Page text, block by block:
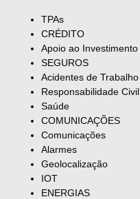
TPAs
CRÉDITO
Apoio ao Investimento
SEGUROS
Acidentes de Trabalho
Responsabilidade Civil
Saúde
COMUNICAÇÕES
Comunicações
Alarmes
Geolocalização
IOT
ENERGIAS